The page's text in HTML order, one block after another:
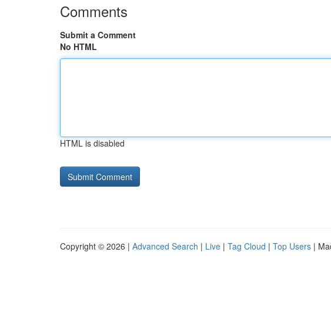
Comments
Submit a Comment
No HTML
HTML is disabled
Copyright © 2026 | Advanced Search | Live | Tag Cloud | Top Users |